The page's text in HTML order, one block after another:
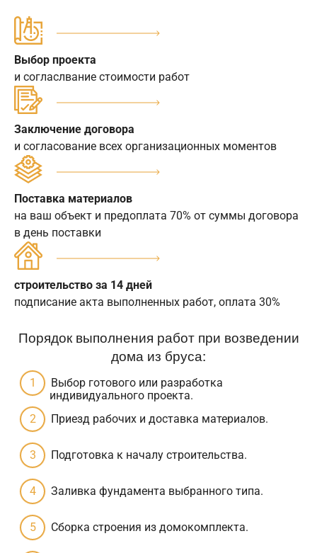
Выбор проекта
и согласлвание стоимости работ
Заключение договора
и согласование всех организационных моментов
Поставка материалов
на ваш объект и предоплата 70% от суммы договора
в день поставки
строительство за 14 дней
подписание акта выполненных работ, оплата 30%
Порядок выполнения работ при возведении
дома из бруса:
Выбор готового или разработка
индивидуального проекта.
Приезд рабочих и доставка материалов.
Подготовка к началу строительства.
Заливка фундамента выбранного типа.
Сборка строения из домокомплекта.